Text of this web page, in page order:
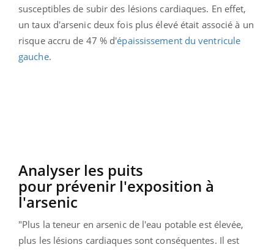
susceptibles de subir des lésions cardiaques. En effet,
un taux d'arsenic deux fois plus élevé était associé à un
risque accru de 47 % d'épaississement du ventricule
gauche.
Analyser les puits
pour prévenir l'exposition à
l'arsenic
"Plus la teneur en arsenic de l'eau potable est élevée,
plus les lésions cardiaques sont conséquentes. Il est